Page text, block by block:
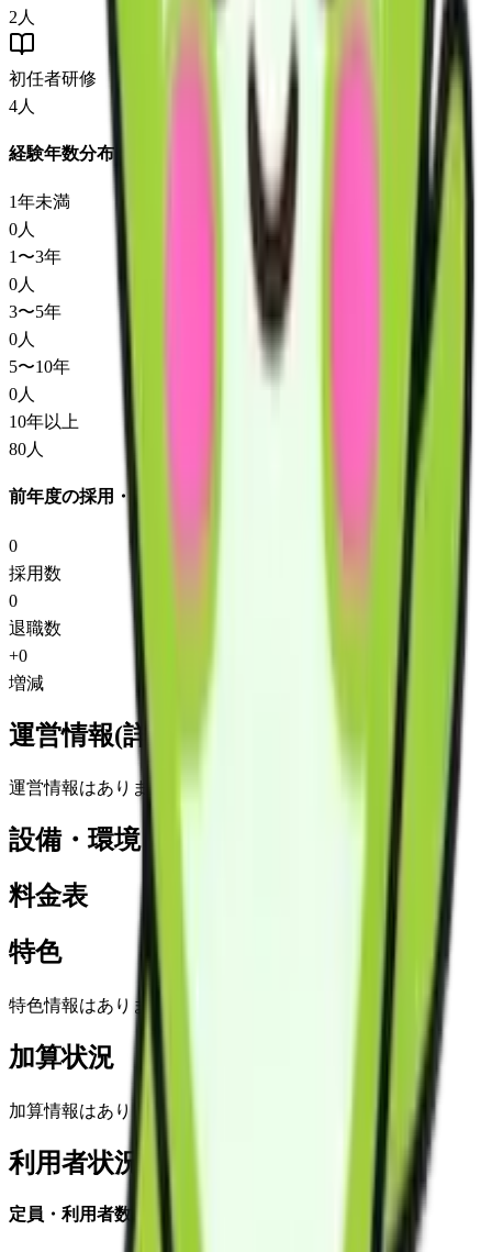
2 人
初任者研修
4人
経験年数分布
1年未満
0人
1〜3年
0人
3〜5年
0人
5〜10年
0人
10年以上
80人
前年度の採用・退職
0
採用数
0
退職数
+0
増減
運営情報(詳細)
運営情報はありません
設備・環境
料金表
特色
特色情報はありません
加算状況
加算情報はありません
利用者状況
定員・利用者数